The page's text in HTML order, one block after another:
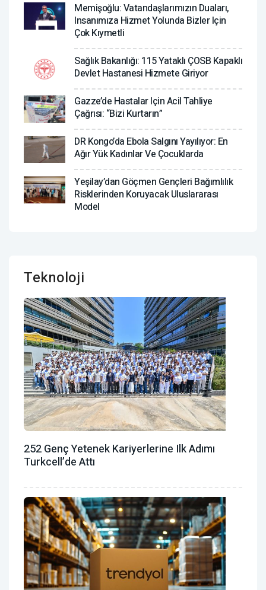
Memişoğlu: Vatandaşlarımızın Duaları,
Insanımıza Hizmet Yolunda Bizler Için
Çok Kıymetli
Sağlık Bakanlığı: 115 Yataklı ÇOSB Kapaklı
Devlet Hastanesi Hizmete Giriyor
Gazze’de Hastalar Için Acil Tahliye
Çağrısı: “Bizi Kurtarın”
DR Kongo’da Ebola Salgını Yayılıyor: En
Ağır Yük Kadınlar Ve Çocuklarda
Yeşilay’dan Göçmen Gençleri Bağımlılık
Risklerinden Koruyacak Uluslararası
Model
Teknoloji
252 Genç Yetenek Kariyerlerine Ilk Adımı
Turkcell’de Attı